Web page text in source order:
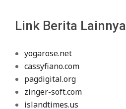
Link Berita Lainnya
yogarose.net
cassyfiano.com
pagdigital.org
zinger-soft.com
islandtimes.us